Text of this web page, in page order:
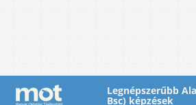
Legnépszerűbb
Bsc) képzések